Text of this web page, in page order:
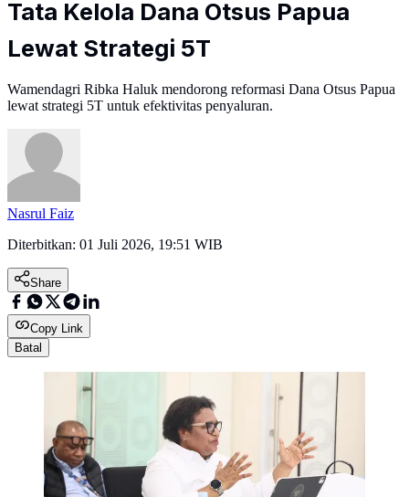
Tata Kelola Dana Otsus Papua
Lewat Strategi 5T
Wamendagri Ribka Haluk mendorong reformasi Dana Otsus Papua
lewat strategi 5T untuk efektivitas penyaluran.
Nasrul Faiz
Diterbitkan: 01 Juli 2026, 19:51 WIB
Share
Copy Link
Batal